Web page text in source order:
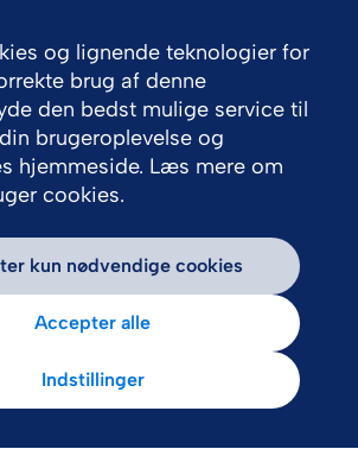
og lignende teknologier for
brug af denne
den bedst mulige service til
brugeroplevelse og
hjemmeside. Læs mere om
cookies.
kun nødvendige cookies
Accepter alle
Indstillinger